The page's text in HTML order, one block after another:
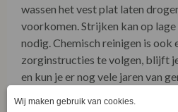
wassen het vest plat laten
voorkomen. Strijken kan op
nodig. Chemisch reinigen is ook
zorginstructies te volgen, blijft
en kun je er nog vele jaren van
Ontdek